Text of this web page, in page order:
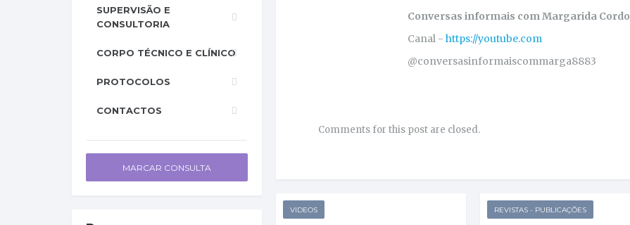
Conversas informais com Margarida Cordo
Canal - https://youtube.com
@conversasinformaiscommarga8883
Comments for this post are closed.
VIDEOS REVISTAS - PUBLICAÇÕES
SUPERVISÃO E
CONSULTORIA
CORPO TÉCNICO E CLÍNICO
PROTOCOLOS
CONTACTOS
MARCAR CONSULTA